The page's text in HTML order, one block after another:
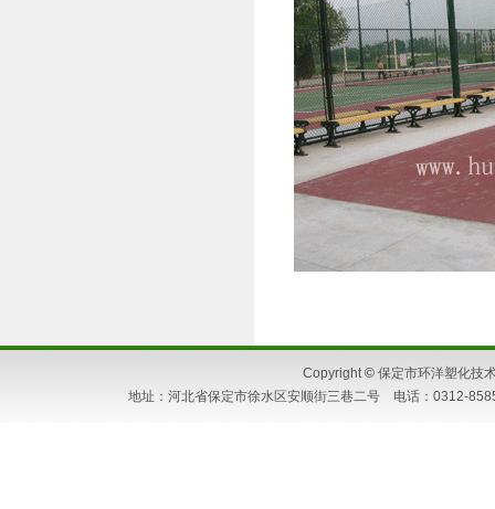
Copyright©保定市环洋塑化技
地址：河北省保定市徐水区安顺街三巷二号 电话：0312-